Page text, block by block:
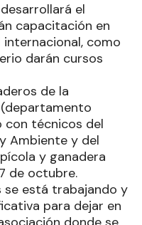
el
capacitación en
internacional, como
darán cursos
de la
con técnicos del
Ambiente y del
y ganadera
de octubre.
se está trabajando y
para dejar en